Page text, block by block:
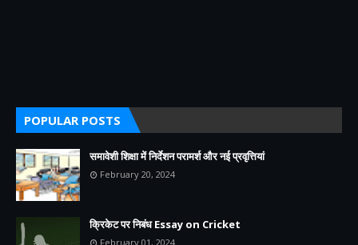
POPULAR POSTS
समावेशी शिक्षा में निर्देशन परामर्श और नई प्रवृत्तियां
February 20, 2024
क्रिकेट पर निबंध Essay on Cricket
February 01, 2024